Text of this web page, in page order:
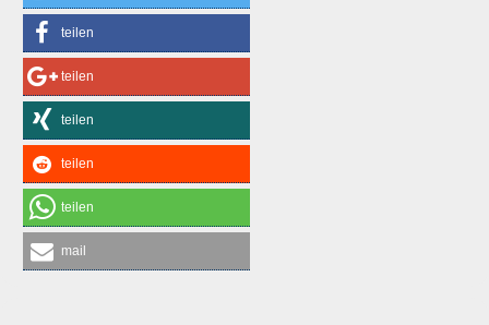
teilen
teilen
teilen
teilen
teilen
mail